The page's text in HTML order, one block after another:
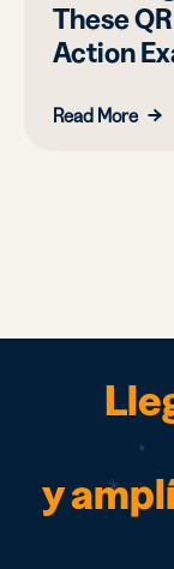
These
Action
Read More
y